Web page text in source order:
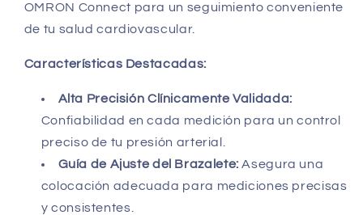
OMRON Connect para un seguimiento conveniente
de tu salud cardiovascular.
Características Destacadas:
Alta Precisión Clínicamente Validada:
Confiabilidad en cada medición para un control
preciso de tu presión arterial.
Guía de Ajuste del Brazalete: Asegura una
colocación adecuada para mediciones precisas
y consistentes.